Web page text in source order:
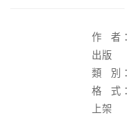
作
者：
出版
社：
類
別：
格
式：
上架